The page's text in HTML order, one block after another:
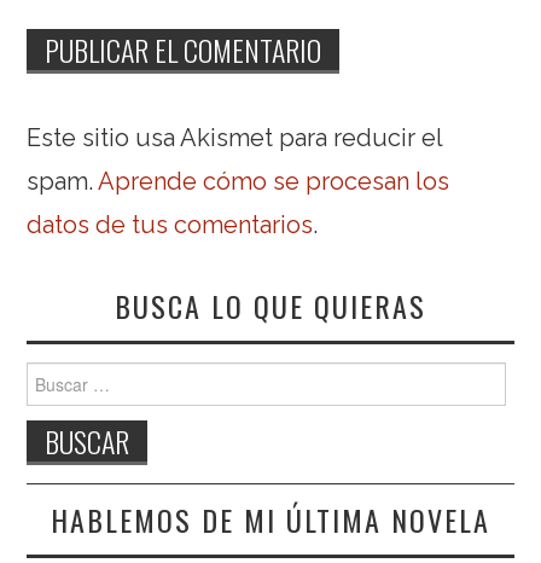
Este sitio usa Akismet para reducir el
spam.Aprende cómo se procesan los
datos de tus comentarios.
BUSCA LO QUE QUIERAS
Buscar:
HABLEMOS DE MI ÚLTIMA NOVELA